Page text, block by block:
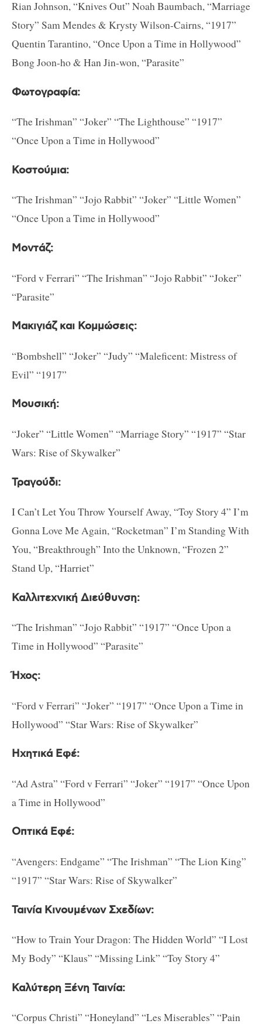
Rian Johnson, “Knives Out” Noah Baumbach, “Marriage
Story” Sam Mendes & Krysty Wilson-Cairns, “1917”
Quentin Tarantino, “Once Upon a Time in Hollywood”
Bong Joon-ho & Han Jin-won, “Parasite”
Φωτογραφία:
“The Irishman” “Joker” “The Lighthouse” “1917”
“Once Upon a Time in Hollywood”
Κοστούμια:
“The Irishman” “Jojo Rabbit” “Joker” “Little Women”
“Once Upon a Time in Hollywood”
Μοντάζ:
“Ford v Ferrari” “The Irishman” “Jojo Rabbit” “Joker”
“Parasite”
Μακιγιάζ και Κομμώσεις:
“Bombshell” “Joker” “Judy” “Maleficent: Mistress of
Evil” “1917”
Μουσική:
“Joker” “Little Women” “Marriage Story” “1917” “Star
Wars: Rise of Skywalker”
Τραγούδι:
I Can’t Let You Throw Yourself Away, “Toy Story 4” I’m
Gonna Love Me Again, “Rocketman” I’m Standing With
You, “Breakthrough” Into the Unknown, “Frozen 2”
Stand Up, “Harriet”
Καλλιτεχνική Διεύθυνση:
“The Irishman” “Jojo Rabbit” “1917” “Once Upon a
Time in Hollywood” “Parasite”
Ήχος:
“Ford v Ferrari” “Joker” “1917” “Once Upon a Time in
Hollywood” “Star Wars: Rise of Skywalker”
Ηχητικά Εφέ:
“Ad Astra” “Ford v Ferrari” “Joker” “1917” “Once Upon
a Time in Hollywood”
Οπτικά Εφέ:
“Avengers: Endgame” “The Irishman” “The Lion King”
“1917” “Star Wars: Rise of Skywalker”
Ταινία Κινουμένων Σχεδίων:
“How to Train Your Dragon: The Hidden World” “I Lost
My Body” “Klaus” “Missing Link” “Toy Story 4”
Καλύτερη Ξένη Ταινία:
“Corpus Christi” “Honeyland” “Les Miserables” “Pain